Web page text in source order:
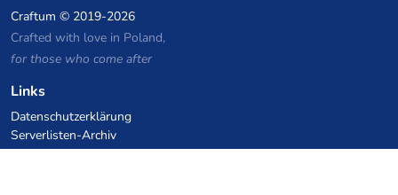
Craftum © 2019-2026
Crafted with love in Poland,
for those who come after
Links
Datenschutzerklärung
Serverlisten-Archiv
Statistiken